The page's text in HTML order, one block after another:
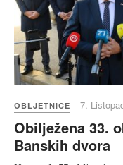
OBLJETNICE 7.
Obilježena 33.
Banskih dvora